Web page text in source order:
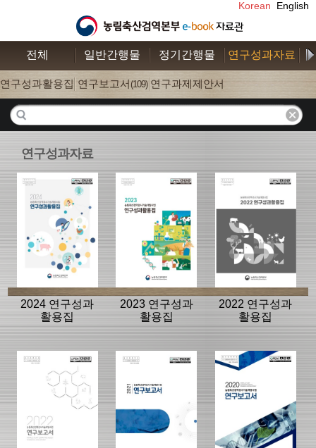
Korean English
전체 일반간행물 정기간행물 연구성과자료
연구성과활용집 (26)
연구보고서 (109) 연구과제제안서
연구성과자료
2024 연구성과
활용집
2023 연구성과
활용집
2022 연구성과
활용집